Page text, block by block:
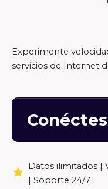
Experimente
servicios de Internet
Datos ilimitados |
| Soporte 24/7